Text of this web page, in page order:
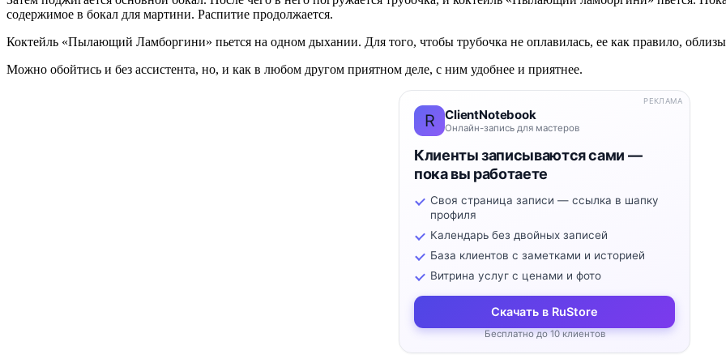
содержимое в бокал для мартини. Распитие продолжается.
Коктейль «Пылающий Ламборгини» пьется на одном дыхании. Для того, чтобы трубочка не оплавилась, ее как правило,
Можно обойтись и без ассистента, но, и как в любом другом приятном деле, с ним удобнее и приятнее.
R ClientNotebook
Онлайн-запись для мастеров
Клиенты записываются сами —
пока вы работаете
Своя страница записи — ссылка в шапку
профиля
Календарь без двойных записей
База клиентов с заметками и историей
Витрина услуг с ценами и фото
Скачать в RuStore
Бесплатно до 10 клиентов
РЕКЛАМА